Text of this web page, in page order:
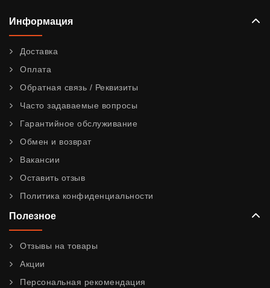
Информация
Доставка
Оплата
Обратная связь / Реквизиты
Часто задаваемые вопросы
Гарантийное обслуживание
Обмен и возврат
Вакансии
Оставить отзыв
Политика конфиденциальности
Полезное
Отзывы на товары
Акции
Персональная рекомендация